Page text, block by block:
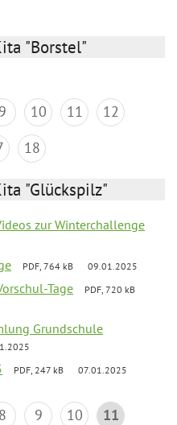
"Borstel"
9 10 11
12
18
"Glückspilz"
zur Winterchallenge
PDF, 764 kB 09.01.2025
Tage
PDF, 720 kB
Grundschule
PDF, 247 kB 07.01.2025
8 9 10
11